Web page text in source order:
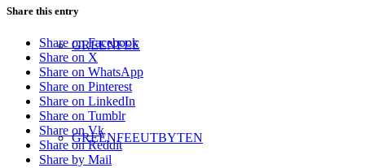
GREENFEE
GREENFEEUTBYTEN
Share this entry
Share on Facebook
Share on X
Share on WhatsApp
Share on Pinterest
Share on LinkedIn
Share on Tumblr
Share on Vk
Share on Reddit
Share by Mail